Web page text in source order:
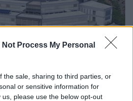
Not Process My Personal
the sale, sharing to third parties, or
or sensitive information for
please use the below opt-out